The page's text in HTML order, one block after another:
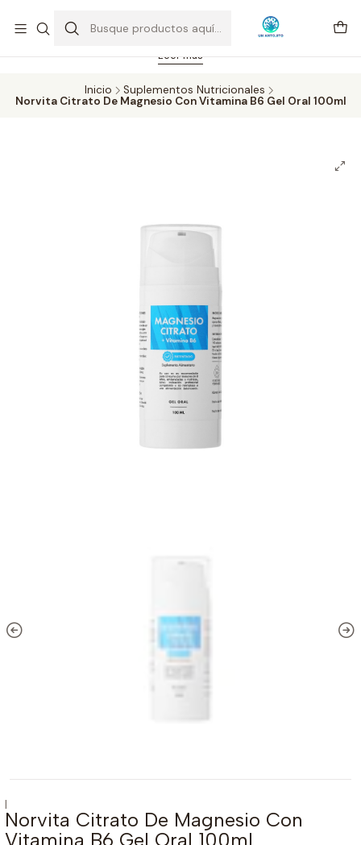
Feriado 21-05-2026 atención hasta las 14 hrs. Envío GRATIS mismo
día solo área Metropolitana Santiago por compras desde CLP 39.900.
Pedidos hasta 16 hrs., sábados y domingos hasta 14 hrs.
Leer más
Inicio
Suplementos Nutricionales
Norvita Citrato De Magnesio Con Vitamina B6 Gel Oral 100ml
|
Norvita Citrato De Magnesio Con
Vitamina B6 Gel Oral 100ml